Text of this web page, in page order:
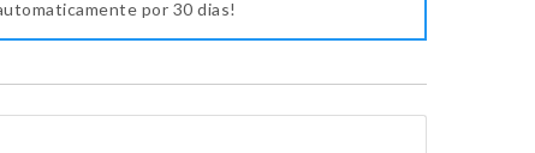
por 30 dias!